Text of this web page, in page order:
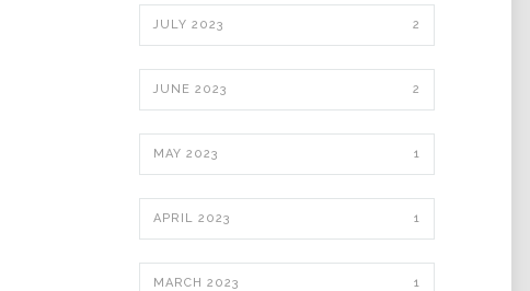
JULY 2023 2
JUNE 2023 2
MAY 2023 1
APRIL 2023 1
MARCH 2023 1